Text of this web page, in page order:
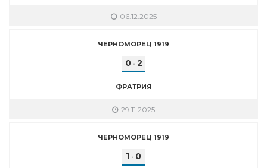
06.12.2025
ЧЕРНОМОРЕЦ 1919
0- 2
ФРАТРИЯ
29.11.2025
ЧЕРНОМОРЕЦ 1919
1 - 0